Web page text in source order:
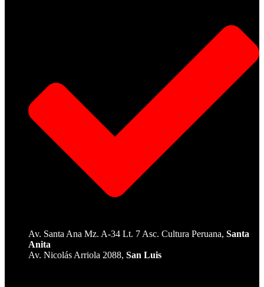
Av. Santa Ana Mz. A-34 Lt. 7 Asc. Cultura Peruana, Santa
Anita
Av. Nicolás Arriola 2088, San Luis